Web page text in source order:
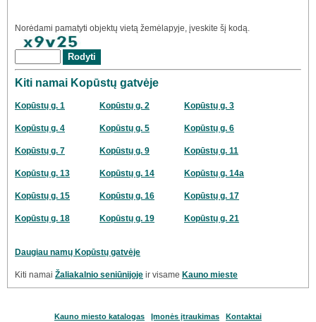
Norėdami pamatyti objektų vietą žemėlapyje, įveskite šį kodą.
Kiti namai Kopūstų gatvėje
Kopūstų g. 1 Kopūstų g. 2 Kopūstų g. 3
Kopūstų g. 4 Kopūstų g. 5 Kopūstų g. 6
Kopūstų g. 7 Kopūstų g. 9 Kopūstų g. 11
Kopūstų g. 13 Kopūstų g. 14 Kopūstų g. 14a
Kopūstų g. 15 Kopūstų g. 16 Kopūstų g. 17
Kopūstų g. 18 Kopūstų g. 19 Kopūstų g. 21
Daugiau namų Kopūstų gatvėje
Kiti namai Žaliakalnio seniūnijoje ir visame Kauno mieste
Kauno miesto katalogas Įmonės įtraukimas Kontaktai